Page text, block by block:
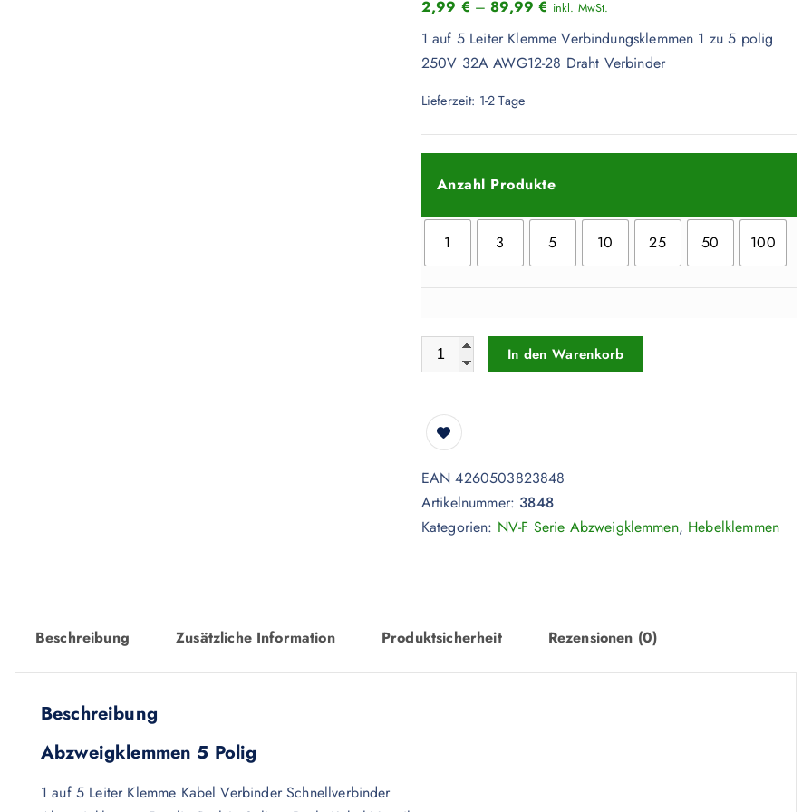
2,99 € –89,99€ inkl. MwSt.
1 auf 5 Leiter Klemme Verbindungsklemmen 1 zu 5 polig
250V 32A AWG12-28 Draht Verbinder
Lieferzeit: 1-2 Tage
Anzahl Produkte
1 3 5 10 25 50 100
NV-F 15 Abzweigklemmen 5 Polig Splitter Verteiler Menge
In den Warenkorb
EAN 4260503823848
Artikelnummer: 3848
Kategorien: NV-F Serie Abzweigklemmen, Hebelklemmen
Beschreibung Zusätzliche Information Produktsicherheit Rezensionen (0)
Beschreibung
Abzweigklemmen 5 Polig
1 auf 5 Leiter Klemme Kabel Verbinder Schnellverbinder